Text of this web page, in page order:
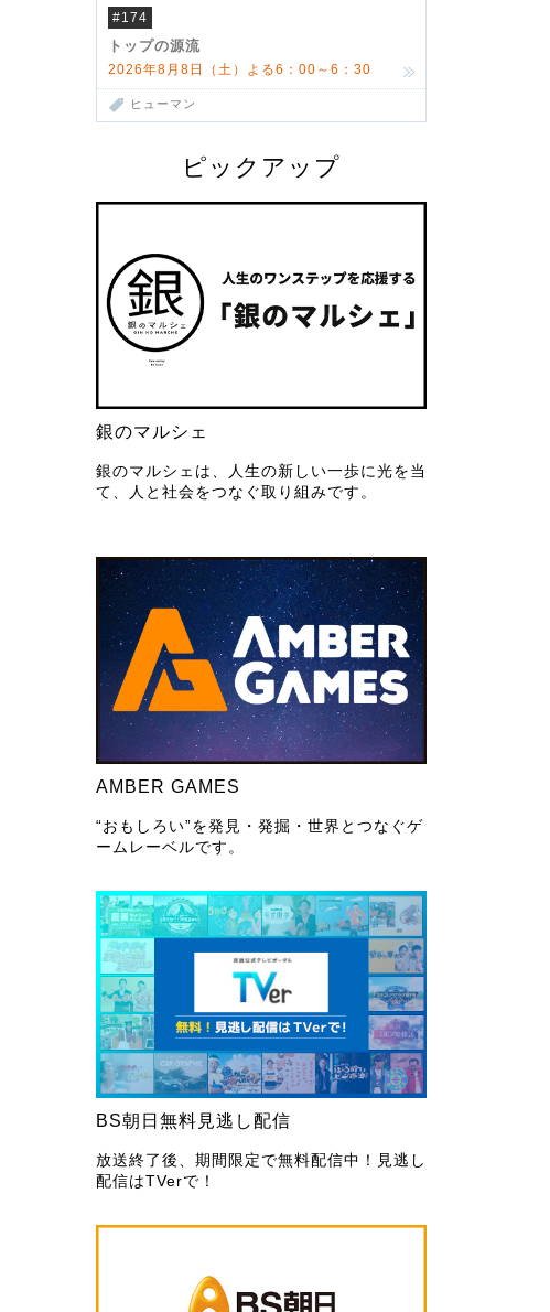
米国駐在でも浮かんだ八ヶ岳 山
小屋を営んだ父母
#174
トップの源流
2026年8月8日（土）よる6：00～6：30
ヒューマン
ピックアップ
銀のマルシェ
銀のマルシェは、人生の新しい一歩に光を当
て、人と社会をつなぐ取り組みです。
AMBER GAMES
“おもしろい”を発見・発掘・世界とつなぐゲ
ームレーベルです。
BS朝日無料見逃し配信
放送終了後、期間限定で無料配信中！見逃し
配信はTVerで！